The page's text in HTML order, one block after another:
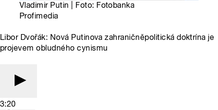
Vladimir Putin | Foto: Fotobanka
Profimedia
Libor Dvořák: Nová Putinova zahraničněpolitická doktrína je
projevem obludného cynismu
3:20